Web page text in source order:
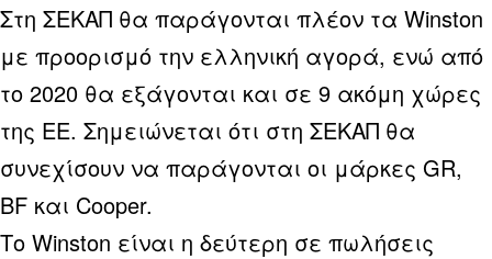
Στη ΣΕΚΑΠ θα παράγονται πλέον τα Winston
με προορισμό την ελληνική αγορά, ενώ από
το 2020 θα εξάγονται και σε 9 ακόμη χώρες
της ΕΕ. Σημειώνεται ότι στη ΣΕΚΑΠ θα
συνεχίσουν να παράγονται οι μάρκες GR,
BF και Cooper.
Το Winston είναι η δεύτερη σε πωλήσεις